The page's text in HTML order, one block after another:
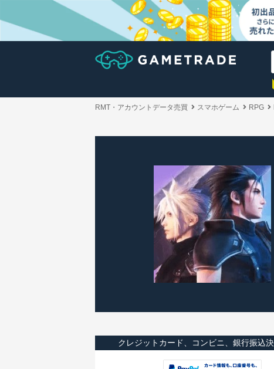
RMT・アカウントデータ売買 スマホゲーム RPG
クレジットカード、コンビニ、銀行振込決